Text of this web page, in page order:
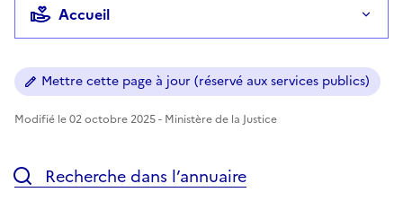
Accueil
Mettre cette page à jour (réservé aux services publics)
Modifié le 02 octobre 2025 - Ministère de la Justice
Recherche dans l’annuaire